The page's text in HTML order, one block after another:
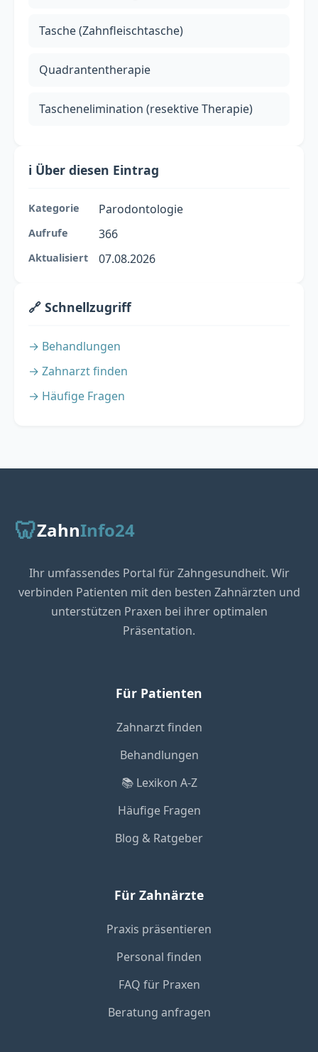
Tasche (Zahnfleischtasche)
Quadrantentherapie
Taschenelimination (resektive Therapie)
ℹ️ Über diesen Eintrag
Kategorie Parodontologie
Aufrufe 366
Aktualisiert 07.08.2026
🔗 Schnellzugriff
→ Behandlungen
→ Zahnarzt finden
→ Häufige Fragen
🦷ZahnInfo24
Ihr umfassendes Portal für Zahngesundheit. Wir
verbinden Patienten mit den besten Zahnärzten und
unterstützen Praxen bei ihrer optimalen
Präsentation.
Für Patienten
Zahnarzt finden
Behandlungen
📚 Lexikon A-Z
Häufige Fragen
Blog & Ratgeber
Für Zahnärzte
Praxis präsentieren
Personal finden
FAQ für Praxen
Beratung anfragen